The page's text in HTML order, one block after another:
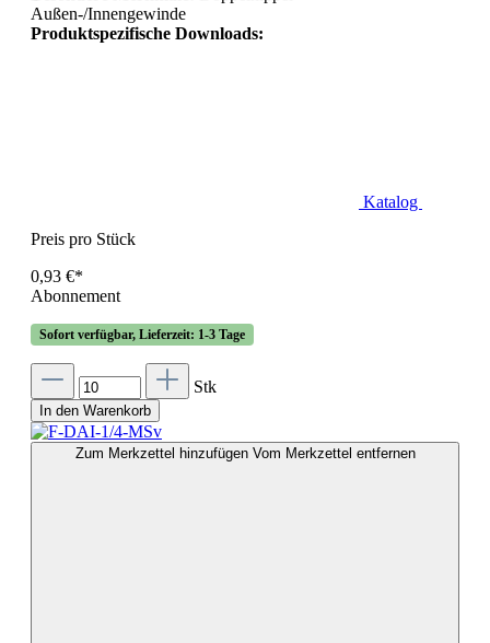
Außen-/Innengewinde
Produktspezifische Downloads:
Katalog
Preis pro Stück
0,93 €*
Abonnement
Sofort verfügbar, Lieferzeit: 1-3 Tage
Stk
In den Warenkorb
Zum Merkzettel hinzufügen Vom Merkzettel entfernen